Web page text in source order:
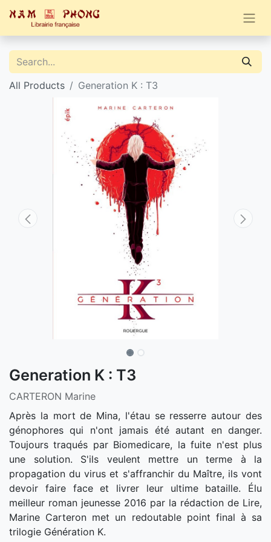
All Products Generation K : T3
Generation K : T3
CARTERON Marine
Après la mort de Mina, l'étau se resserre autour des
génophores qui n'ont jamais été autant en danger.
Toujours traqués par Biomedicare, la fuite n'est plus
une solution. S'ils veulent mettre un terme à la
propagation du virus et s'affranchir du Maître, ils vont
devoir faire face et livrer leur ultime bataille. Élu
meilleur roman jeunesse 2016 par la rédaction de Lire,
Marine Carteron met un redoutable point final à sa
trilogie Génération K.